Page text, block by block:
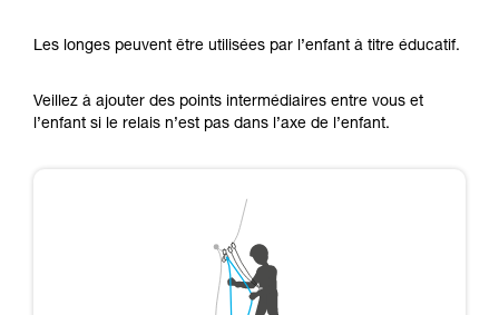
Les longes peuvent être utilisées par l’enfant à titre éducatif.
Veillez à ajouter des points intermédiaires entre vous et
l’enfant si le relais n’est pas dans l’axe de l’enfant.